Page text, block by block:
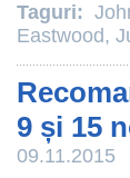
Taguri:
Eastwood,
9 și 15
09.11.2015